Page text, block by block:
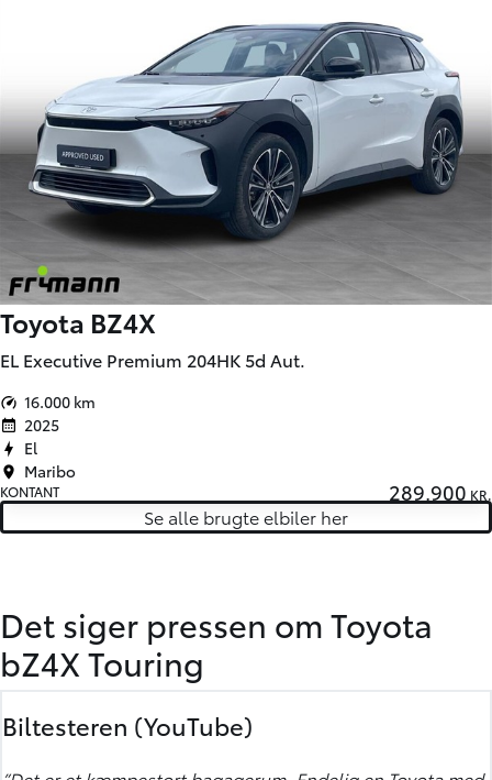
Toyota BZ4X
EL Executive Premium 204HK 5d Aut.
16.000 km
2025
El
Maribo
KONTANT 289.900 KR.
Se alle brugte elbiler her
Det siger pressen om Toyota
bZ4X Touring
Biltesteren (YouTube)